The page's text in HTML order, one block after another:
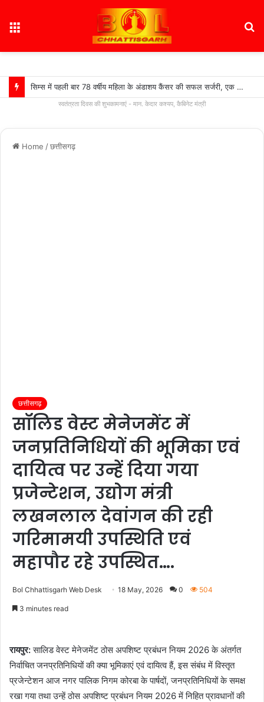
सिम्स में पहली बार 78 वर्षीय महिला के अंडाशय कैंसर की सफल सर्जरी, एक किलो का ट्यूमर निकाल महिला को दिया नया जीवन….
स्वतंत्रता दिवस की शुभकामनाएं - मान. केदार कश्यप, कैबिनेट मंत्री
Home /छत्तीसगढ़
छत्तीसगढ़
सॉलिड वेस्ट मेनेजमेंट में
जनप्रतिनिधियों की भूमिका एवं
दायित्व पर उन्हें दिया गया
प्रजेन्टेशन, उद्योग मंत्री
लखनलाल देवांगन की रही
गरिमामयी उपस्थिति एवं
महापौर रहे उपस्थित….
Bol Chhattisgarh Web Desk 18 May, 2026 0 504
3 minutes read
रायपुर:सालिड वेस्ट मेनेजमेंट ठोस अपशिष्ट प्रबंधन नियम 2026 के अंतर्गत
निर्वाचित जनप्रतिनिधियों की क्या भूमिकाएं एवं दायित्व हैं, इस संबंध में विस्तृत
प्रजेन्टेशन आज नगर पालिक निगम कोरबा के पार्षदों, जनप्रतिनिधियों के समक्ष
रखा गया तथा उन्हें ठोस अपशिष्ट प्रबंधन नियम 2026 में निहित प्रावधानों की